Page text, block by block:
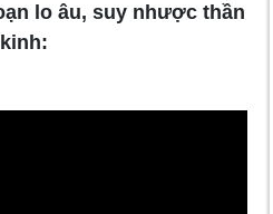
lo âu, suy nhược thần
kinh: